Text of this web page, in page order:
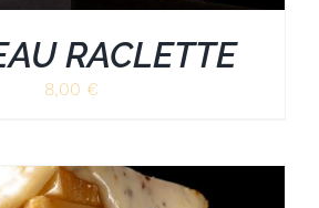
RACLETTE
8,00 €